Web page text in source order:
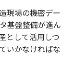
現場の機密デー
基盤整備が進ん
として活用しつ
いかなければな